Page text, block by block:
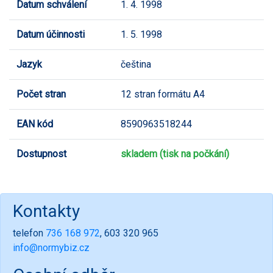
Datum schválení 1. 4. 1998
Datum účinnosti 1. 5. 1998
Jazyk čeština
Počet stran 12 stran formátu A4
EAN kód 8590963518244
Dostupnost skladem (tisk na počkání)
Kontakty
telefon 736 168 972, 603 320 965
info@normybiz.cz